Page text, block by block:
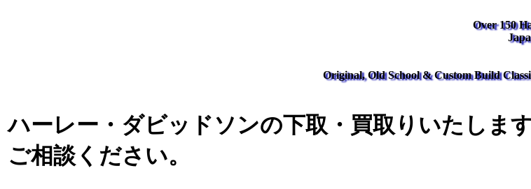
Over 150
Original, Old School & Custom Build
ハーレー・ダビッドソンの下取・買取りいたしま
ご相談ください。